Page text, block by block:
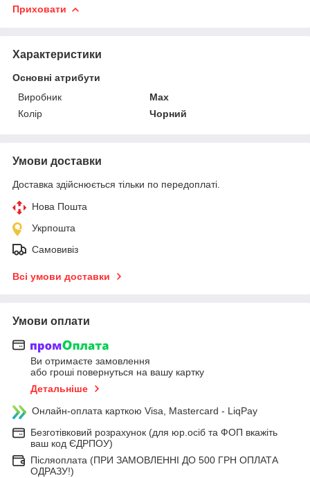
Приховати
Характеристики
Основні атрибути
Виробник
Max
Колір
Чорний
Умови доставки
Доставка здійснюється тільки по передоплаті.
Нова Пошта
Укрпошта
Самовивіз
Всі умови доставки
Умови оплати
Ви отримаєте замовлення
або гроші повернуться на вашу картку
Детальніше
Онлайн-оплата карткою Visa, Mastercard - LiqPay
Безготівковий розрахунок (для юр.осіб та ФОП вкажіть
ваш код ЄДРПОУ)
Післяоплата (ПРИ ЗАМОВЛЕННІ ДО 500 ГРН ОПЛАТА
ОДРАЗУ!)